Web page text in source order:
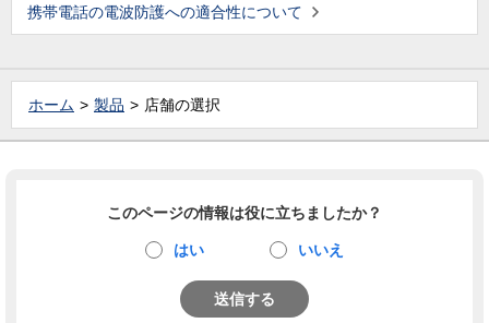
携帯電話の電波防護への適合性について
ホーム 製品 店舗の選択
このページの情報は役に立ちましたか？
はい いいえ
送信する